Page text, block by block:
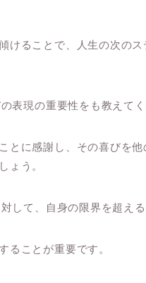
けることで、人生の次の
表現の重要性をも教えてく
とに感謝し、その喜びを
ょう。
して、自身の限界を超える
ることが重要です。